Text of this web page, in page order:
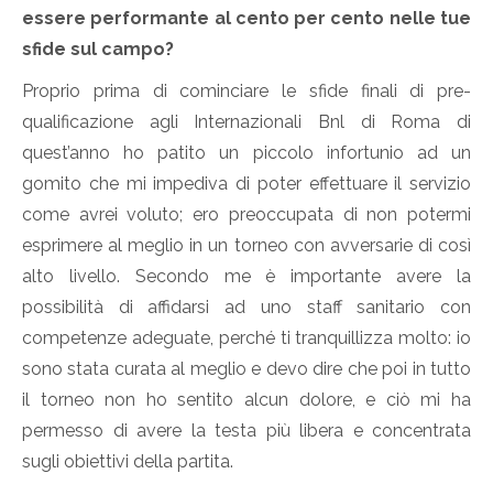
essere performante al cento per cento nelle tue
sfide sul campo?
Proprio prima di cominciare le sfide finali di pre-
qualificazione agli Internazionali Bnl di Roma di
quest’anno ho patito un piccolo infortunio ad un
gomito che mi impediva di poter effettuare il servizio
come avrei voluto; ero preoccupata di non potermi
esprimere al meglio in un torneo con avversarie di così
alto livello. Secondo me è importante avere la
possibilità di affidarsi ad uno staff sanitario con
competenze adeguate, perché ti tranquillizza molto: io
sono stata curata al meglio e devo dire che poi in tutto
il torneo non ho sentito alcun dolore, e ciò mi ha
permesso di avere la testa più libera e concentrata
sugli obiettivi della partita.